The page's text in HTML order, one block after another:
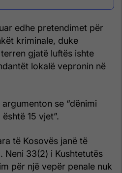
edhe pretendimet për
kriminale, duke
gjatë luftës ishte
lokalë vepronin në
se “dënimi
15 vjet”.
të Kosovës janë të
Neni 33(2) i Kushtetutës
për një vepër penale nuk